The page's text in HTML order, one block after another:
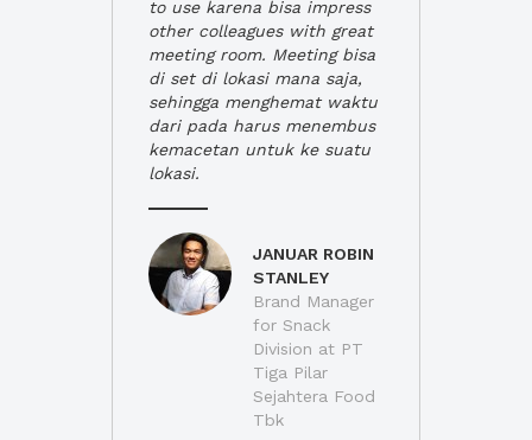
to use karena bisa impress
other colleagues with great
meeting room. Meeting bisa
di set di lokasi mana saja,
sehingga menghemat waktu
dari pada harus menembus
kemacetan untuk ke suatu
lokasi.
JANUAR ROBIN
STANLEY
Brand Manager
for Snack
Division at PT
Tiga Pilar
Sejahtera Food
Tbk